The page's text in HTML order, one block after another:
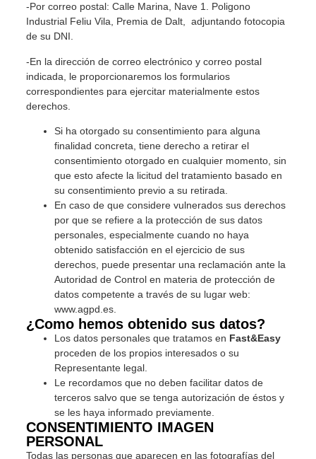
-Por correo postal: Calle Marina, Nave 1. Poligono
Industrial Feliu Vila, Premia de Dalt, adjuntando fotocopia
de su DNI.
-En la dirección de correo electrónico y correo postal
indicada, le proporcionaremos los formularios
correspondientes para ejercitar materialmente estos
derechos.
Si ha otorgado su consentimiento para alguna
finalidad concreta, tiene derecho a retirar el
consentimiento otorgado en cualquier momento, sin
que esto afecte la licitud del tratamiento basado en
su consentimiento previo a su retirada.
En caso de que considere vulnerados sus derechos
por que se refiere a la protección de sus datos
personales, especialmente cuando no haya
obtenido satisfacción en el ejercicio de sus
derechos, puede presentar una reclamación ante la
Autoridad de Control en materia de protección de
datos competente a través de su lugar web:
www.agpd.es.
¿Como hemos obtenido sus datos?
Los datos personales que tratamos en Fast&Easy
proceden de los propios interesados o su
Representante legal.
Le recordamos que no deben facilitar datos de
terceros salvo que se tenga autorización de éstos y
se les haya informado previamente.
CONSENTIMIENTO IMAGEN
PERSONAL
Todas las personas que aparecen en las fotografías del